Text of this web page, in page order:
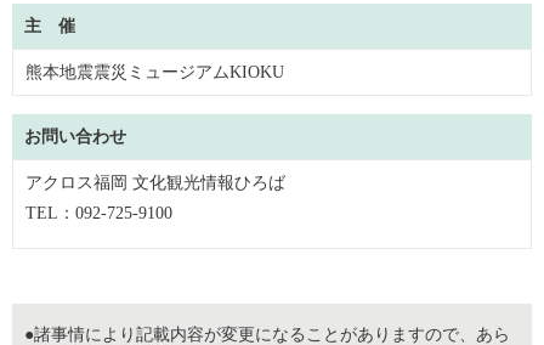
主 催
熊本地震震災ミュージアムKIOKU
お問い合わせ
アクロス福岡 文化観光情報ひろば
TEL：092-725-9100
●諸事情により記載内容が変更になることがありますので、あら